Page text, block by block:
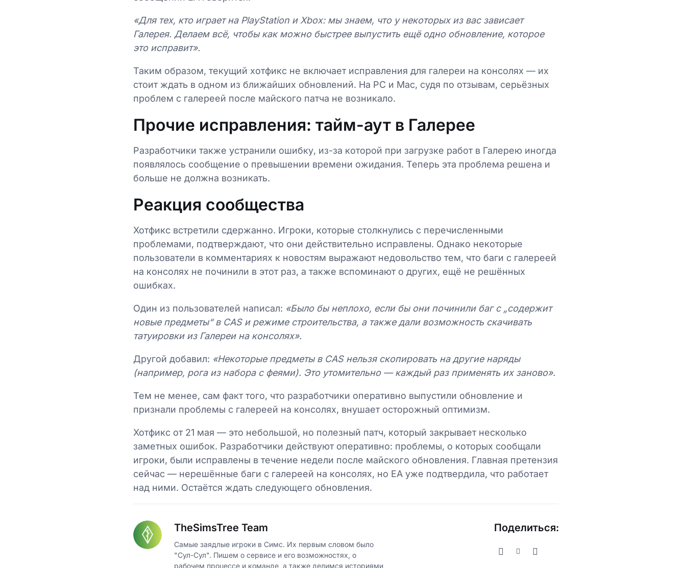
«Для тех, кто играет на PlayStation и Xbox: мы знаем, что у некоторых из вас зависает
Галерея. Делаем всё, чтобы как можно быстрее выпустить ещё одно обновление, которое
это исправит».
Таким образом, текущий хотфикс не включает исправления для галереи на консолях — их
стоит ждать в одном из ближайших обновлений. На PC и Mac, судя по отзывам, серьёзных
проблем с галереей после майского патча не возникало.
Прочие исправления: тайм-аут в Галерее
Разработчики также устранили ошибку, из-за которой при загрузке работ в Галерею иногда
появлялось сообщение о превышении времени ожидания. Теперь эта проблема решена и
больше не должна возникать.
Реакция сообщества
Хотфикс встретили сдержанно. Игроки, которые столкнулись с перечисленными
проблемами, подтверждают, что они действительно исправлены. Однако некоторые
пользователи в комментариях к новостям выражают недовольство тем, что баги с галереей
на консолях не починили в этот раз, а также вспоминают о других, ещё не решённых
ошибках.
Один из пользователей написал: «Было бы неплохо, если бы они починили баг с „содержит
новые предметы“ в CAS и режиме строительства, а также дали возможность скачивать
татуировки из Галереи на консолях».
Другой добавил: «Некоторые предметы в CAS нельзя скопировать на другие наряды
(например, рога из набора с феями). Это утомительно — каждый раз применять их заново».
Тем не менее, сам факт того, что разработчики оперативно выпустили обновление и
признали проблемы с галереей на консолях, внушает осторожный оптимизм.
Хотфикс от 21 мая — это небольшой, но полезный патч, который закрывает несколько
заметных ошибок. Разработчики действуют оперативно: проблемы, о которых сообщали
игроки, были исправлены в течение недели после майского обновления. Главная претензия
сейчас — нерешённые баги с галереей на консолях, но EA уже подтвердила, что работает
над ними. Остаётся ждать следующего обновления.
TheSimsTree Team
Самые заядлые игроки в Симс. Их первым словом было
"Сул-Сул". Пишем о сервисе и его возможностях, о
рабочем процессе и команде, а также делимся историями
Поделиться: